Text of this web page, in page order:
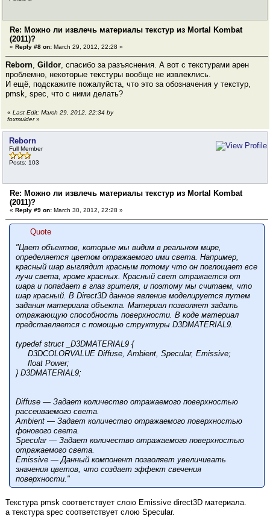
Re: Можно ли извлечь материалы текстур из Mortal Kombat
(2011)?
« Reply #8 on: March 29, 2012, 22:28 »
Reborn, Gildor, спасибо за разъяснения. А вот с текстурами арен
проблемно, некоторые текстуры вообще не извлеклись.
И ещё, подскажите пожалуйста, что это за обозначения у текстур,
pmsk, spec, что с ними делать?
« Last Edit: March 29, 2012, 22:34 by
foxmulder»
Reborn
Full Member
Posts: 103
Re: Можно ли извлечь материалы текстур из Mortal Kombat
(2011)?
« Reply #9 on: March 30, 2012, 22:28 »
Quote
"Цвет объектов, которые мы видим в реальном мире,
определяется цветом отражаемого ими света. Например,
красный шар выглядит красным потому что он поглощает все
лучи света, кроме красных. Красный свет отражается от
шара и попадает в глаз зрителя, и поэтому мы считаем, что
шар красный. В Direct3D данное явление моделируется путем
задания материала объекта. Материал позволяет задать
отражающую способность поверхности. В коде материал
представляется с помощью структуры D3DMATERIAL9.
typedef struct _D3DMATERIAL9 {
D3DCOLORVALUE Diffuse, Ambient, Specular, Emissive;
float Power;
} D3DMATERIAL9;
Diffuse — Задает количество отражаемого поверхностью
рассеиваемого света.
Ambient — Задает количество отражаемого поверхностью
фонового света.
Specular — Задает количество отражаемого поверхностью
отражаемого света.
Emissive — Данный компонент позволяет увеличивать
значения цветов, что создает эффект свечения
поверхности."
Текстура pmsk соответствует слою Emissive direct3D материала.
а текстура spec соответствует слою Specular.